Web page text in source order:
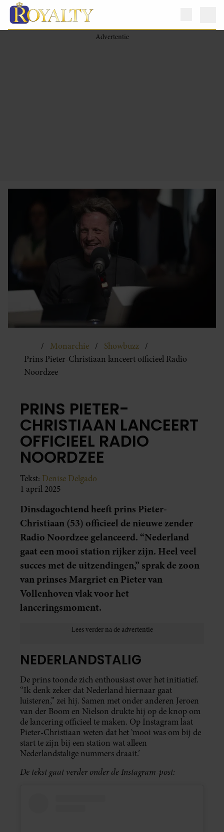
Monarchie
Showbuzz
Prins Pieter-Christiaan lanceert officieel Radio
Noordzee
PRINS PIETER-
CHRISTIAAN LANCEERT
OFFICIEEL RADIO
NOORDZEE
Tekst: Denise Delgado
1 april 2025
Dinsdagochtend heeft prins Pieter-
Christiaan (53) officieel de nieuwe zender
Radio Noordzee gelanceerd. “Nederland
gaat een mooi station rijker zijn. Heel veel
succes met de uitzendingen,” sprak de zoon
van prinses Margriet en Pieter van
Vollenhoven vlak voor het
lanceringsmoment.
NEDERLANDSTALIG
De prins toonde zich enthousiast over het initiatief.
“Ik denk zeker dat Nederland hiernaar gaat
luisteren,” zei hij. Samen met onder anderen Jeroen
van der Boom en Nielson drukte hij op de knop om
de lancering officieel te maken. Op Instagram laat
Pieter-Christiaan weten dat het ‘mooi was om bij de
start te zijn bij een station wat alleen
Nederlandstalige nummers draait.’
De tekst gaat verder onder de Instagram-post: